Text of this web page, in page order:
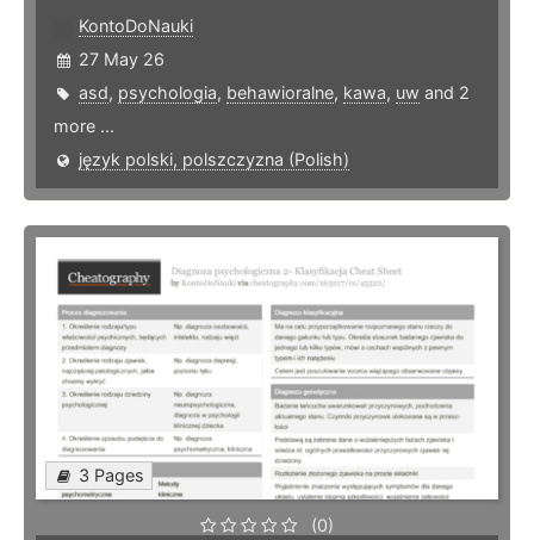
KontoDoNauki
27 May 26
asd, psychologia, behawioralne, kawa, uw and 2
more ...
język polski, polszczyzna (Polish)
3 Pages
(0)